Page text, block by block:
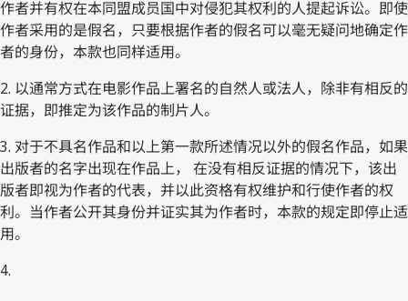
作者并有权在本同盟成员国中对侵犯其权利的人提起诉讼。即使
作者采用的是假名，只要根据作者的假名可以毫无疑问地确定作
者的身份，本款也同样适用。
2. 以通常方式在电影作品上署名的自然人或法人，除非有相反的
证据，即推定为该作品的制片人。
3. 对于不具名作品和以上第一款所述情况以外的假名作品，如果
出版者的名字出现在作品上， 在没有相反证据的情况下，该出
版者即视为作者的代表，并以此资格有权维护和行使作者的权
利。当作者公开其身份并证实其为作者时，本款的规定即停止适
用。
4.